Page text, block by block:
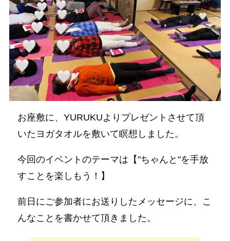
お座敷に、YURUKUよりプレゼントさせて頂
いたヨガタオルを敷いて瞑想しました。
今回のイベントのテーマは【"ちゃんと"を手放
すことを楽しもう！】
前日にご参加者にお送りしたメッセージに、こ
んなことを書かせて頂きました。